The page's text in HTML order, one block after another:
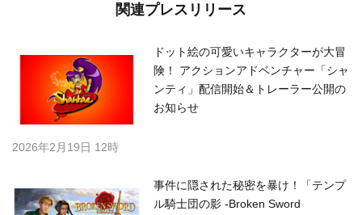
関連プレスリリース
ドット絵の可愛いキャラクターが大冒
険！ アクションアドベンチャー「シャ
ンティ」配信開始＆トレーラー公開の
お知らせ
2026年2月19日 12時
事件に隠された秘密を暴け！「テンプ
ル騎士団の影 -Broken Sword